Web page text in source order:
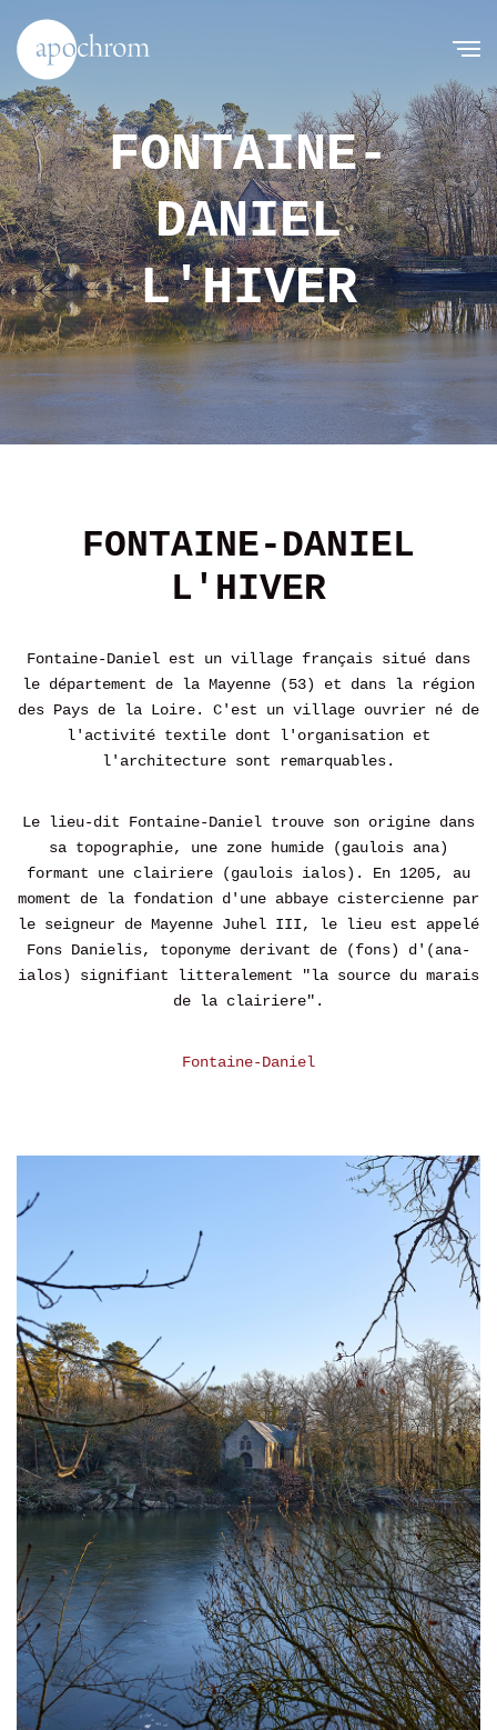
FONTAINE-
DANIEL
L'HIVER
FONTAINE-DANIEL
L'HIVER
Fontaine-Daniel est un village français situé dans
le département de la Mayenne (53) et dans la région
des Pays de la Loire. C'est un village ouvrier né de
l'activité textile dont l'organisation et
l'architecture sont remarquables.
Le lieu-dit Fontaine-Daniel trouve son origine dans
sa topographie, une zone humide (gaulois ana)
formant une clairiere (gaulois ialos). En 1205, au
moment de la fondation d'une abbaye cistercienne par
le seigneur de Mayenne Juhel III, le lieu est appelé
Fons Danielis, toponyme derivant de (fons) d'(ana-
ialos) signifiant litteralement "la source du marais
de la clairiere".
Fontaine-Daniel